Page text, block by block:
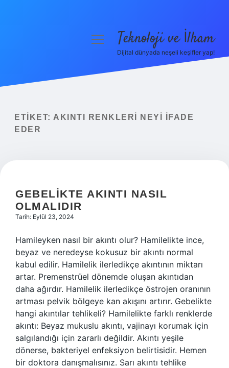
Yasal Uyarı
menüyüTeknoloji ve İlham
Dijital dünyada neşeli keşifler yap!
ETIKET: AKINTI RENKLERI NEYI IFADE
EDER
GEBELIKTE AKINTI NASIL
OLMALIDIR
Tarih: Eylül 23, 2024
Hamileyken nasıl bir akıntı olur? Hamilelikte ince,
beyaz ve neredeyse kokusuz bir akıntı normal
kabul edilir. Hamilelik ilerledikçe akıntının miktarı
artar. Premenstrüel dönemde oluşan akıntıdan
daha ağırdır. Hamilelik ilerledikçe östrojen oranının
artması pelvik bölgeye kan akışını artırır. Gebelikte
hangi akıntılar tehlikeli? Hamilelikte farklı renklerde
akıntı: Beyaz mukuslu akıntı, vajinayı korumak için
salgılandığı için zararlı değildir. Akıntı yeşile
dönerse, bakteriyel enfeksiyon belirtisidir. Hemen
bir doktora danışmalısınız. Sarı akıntı tehlike